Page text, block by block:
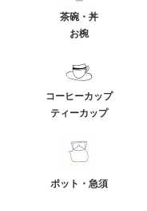
茶碗・丼
お椀
コーヒーカップ
ティーカップ
ポット・急須